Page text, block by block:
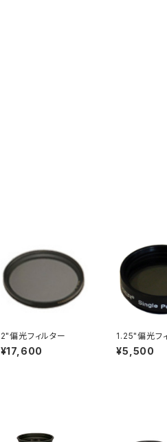
2"偏光フィルター
¥17,600
1.25"偏光フ
¥5,500